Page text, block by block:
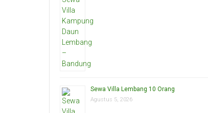
Sewa Villa Lembang 10 Orang
Agustus 5, 2026